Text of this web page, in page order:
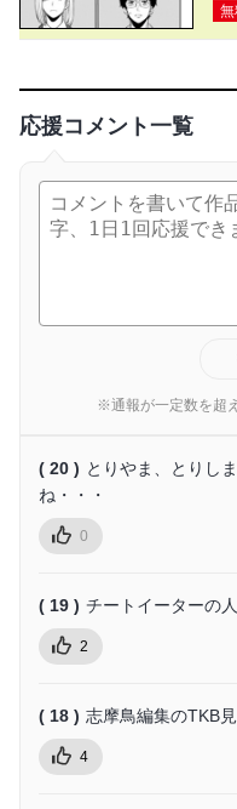
応援コメント一覧
※通報が一定数を超
( 20 ) とりやま、とりし
ね・・・
0
( 19 ) チートイーターの
2
( 18 ) 志摩鳥編集のTKB
4